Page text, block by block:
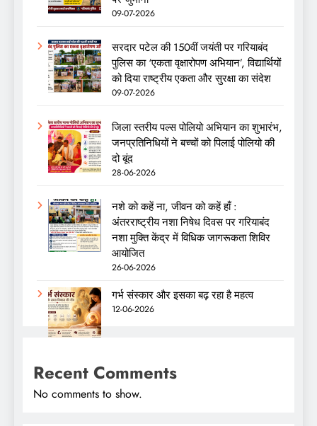
09-07-2026
सरदार पटेल की 150वीं जयंती पर गरियाबंद
पुलिस का ‘एकता वृक्षारोपण अभियान’, विद्यार्थियों
को दिया राष्ट्रीय एकता और सुरक्षा का संदेश
09-07-2026
जिला स्तरीय पल्स पोलियो अभियान का शुभारंभ,
जनप्रतिनिधियों ने बच्चों को पिलाई पोलियो की
दो बूंद
28-06-2026
नशे को कहें ना, जीवन को कहें हाँ :
अंतरराष्ट्रीय नशा निषेध दिवस पर गरियाबंद
नशा मुक्ति केंद्र में विधिक जागरूकता शिविर
आयोजित
26-06-2026
गर्भ संस्कार और इसका बढ़ रहा है महत्व
12-06-2026
Recent Comments
No comments to show.